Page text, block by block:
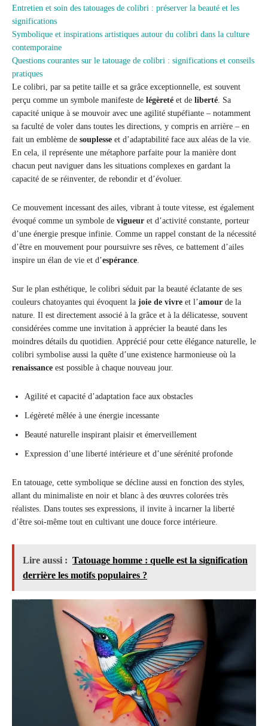
Entretien et soin des tatouages de colibri : préserver la beauté et les
significations
Symbolique et inspirations artistiques autour du colibri dans la culture
contemporaine
Questions courantes sur le tatouage de colibri : significations et conseils
pratiques
Le colibri, par sa petite taille et sa grâce exceptionnelle, est souvent
perçu comme un symbole manifeste de légèreté et de liberté . Sa
capacité unique à se mouvoir avec une agilité stupéfiante – notamment
sa faculté de voler dans toutes les directions, y compris en arrière – en
fait un emblème de souplesse et d’adaptabilité face aux aléas de la vie.
En cela, il représente une métaphore parfaite pour la manière dont
chacun peut naviguer dans les situations complexes en gardant la
capacité de se réinventer, de rebondir et d’évoluer.
Ce mouvement incessant des ailes, vibrant à toute vitesse, est également
évoqué comme un symbole de vigueur et d’activité constante, porteur
d’une énergie presque infinie. Comme un rappel constant de la nécessité
d’être en mouvement pour poursuivre ses rêves, ce battement d’ailes
inspire un élan de vie et d’espérance
Sur le plan esthétique, le colibri séduit par la beauté éclatante de ses
couleurs chatoyantes qui évoquent la joie de vivre et l’amour de la
nature. Il est directement associé à la grâce et à la délicatesse, souvent
considérées comme une invitation à apprécier la beauté dans les
moindres détails du quotidien. Apprécié pour cette élégance naturelle, le
colibri symbolise aussi la quête d’une existence harmonieuse où la
renaissance est possible à chaque nouveau jour.
Agilité et capacité d’adaptation face aux obstacles
Légèreté mêlée à une énergie incessante
Beauté naturelle inspirant plaisir et émerveillement
Expression d’une liberté intérieure et d’une sérénité profonde
En tatouage, cette symbolique se décline aussi en fonction des styles,
allant du minimaliste en noir et blanc à des œuvres colorées très
réalistes. Dans toutes ses expressions, il invite à incarner la liberté
d’être soi-même tout en cultivant une douce force intérieure.
Lire aussi : Tatouage homme : quelle est la signification
derrière les motifs populaires ?